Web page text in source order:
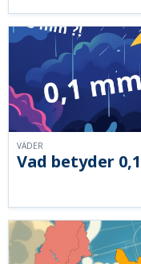
Vad betyder
VÄDER